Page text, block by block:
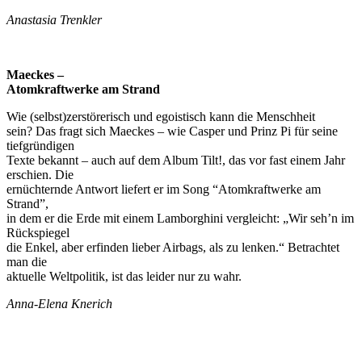
Anastasia Trenkler
Maeckes –
Atomkraftwerke am Strand
Wie (selbst)zerstörerisch und egoistisch kann die Menschheit
sein? Das fragt sich Maeckes – wie Casper und Prinz Pi für seine
tiefgründigen
Texte bekannt – auch auf dem Album Tilt!, das vor fast einem Jahr
erschien. Die
ernüchternde Antwort liefert er im Song “Atomkraftwerke am
Strand”,
in dem er die Erde mit einem Lamborghini vergleicht: „Wir seh’n im
Rückspiegel
die Enkel, aber erfinden lieber Airbags, als zu lenken.“ Betrachtet
man die
aktuelle Weltpolitik, ist das leider nur zu wahr.
Anna-Elena Knerich